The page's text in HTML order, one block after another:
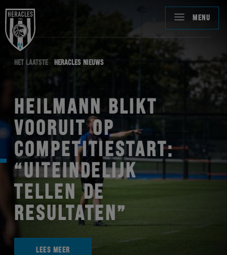
MENU
HET LAATSTE HERACLES NIEUWS
HEILMANN BLIKT
VOORUIT OP
COMPETITIESTART:
“UITEINDELIJK
TELLEN DE
RESULTATEN”
LEES MEER